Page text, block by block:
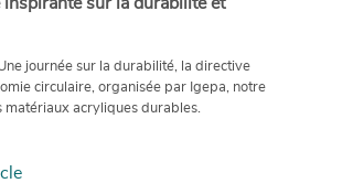
journée sur la durabilité, la directive
circulaire, organisée par Igepa, notre
matériaux acryliques durables.